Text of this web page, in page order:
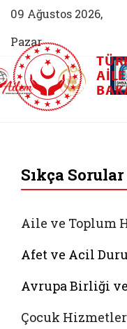
09 Ağustos 2026,
Pazar
Aile (yeni sekmede açılır)
AİLEM İletişim Merkezi
Aile ve
Sıkça
Aile ve Toplum
Afet ve Acil
Avrupa Birliği
Çocuk